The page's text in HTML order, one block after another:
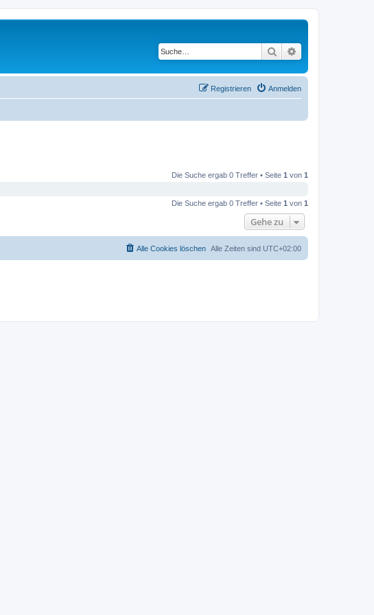
Suche
Anmelden
Registrieren
Die Suche ergab 0 Treffer • Seite 1 von 1
Die Suche ergab 0 Treffer • Seite 1 von 1
Gehe zu
Alle Zeiten sind UTC+02:00
Alle Cookies löschen